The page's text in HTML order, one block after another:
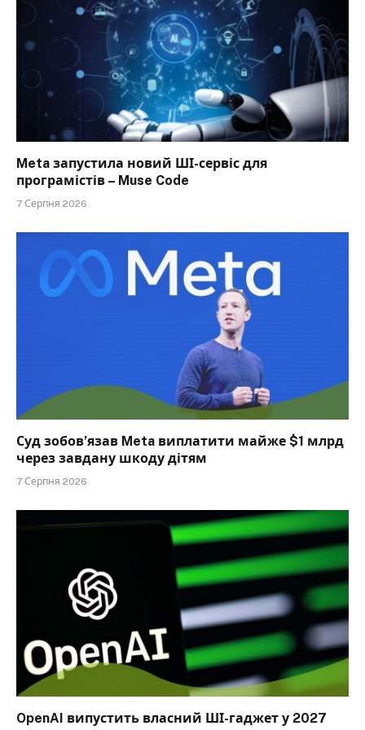
Meta запустила новий ШІ-сервіс для
програмістів – Muse Code
7 Серпня 2026
Суд зобов’язав Meta виплатити майже $1 млрд
через завдану шкоду дітям
7 Серпня 2026
OpenAI випустить власний ШІ-гаджет у 2027